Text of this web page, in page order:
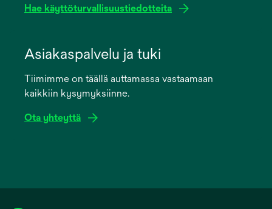
Hae käyttöturvallisuustiedotteita
new
Asiakaspalvelu ja tuki
Tiimimme on täällä auttamassa vastaamaan
kaikkiin kysymyksiinne.
Ota yhteyttä